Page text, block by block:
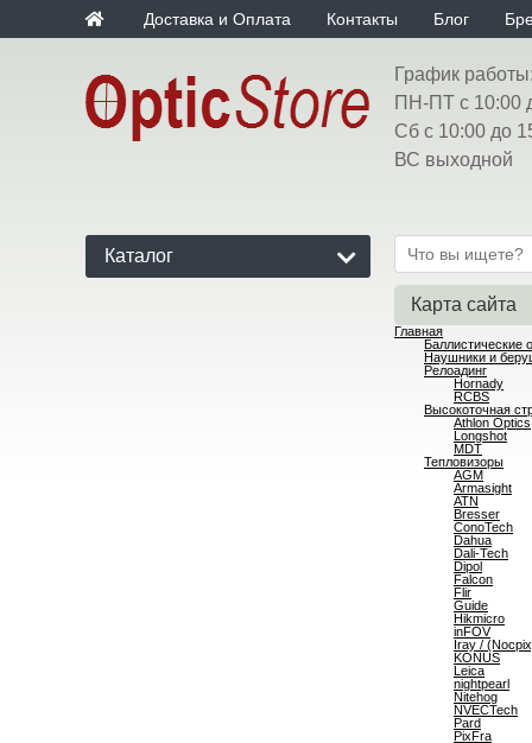
Доставка и Оплата Контакты Блог
График работы:
ПН-ПТ с 10:00
Сб с 10:00 до
ВС выходной
Каталог
Карта сайта
Главная
Баллистические
Наушники и
Релоадинг
Hornady
RCBS
Высокоточная
Athlon Optics
Longshot
MDT
Тепловизоры
AGM
Armasight
ATN
Bresser
ConoTech
Dahua
Dali-Tech
Dipol
Falcon
Flir
Guide
Hikmicro
inFOV
Iray /
KONUS
Leica
nightpearl
Nitehog
NVECTech
Pard
PixFra